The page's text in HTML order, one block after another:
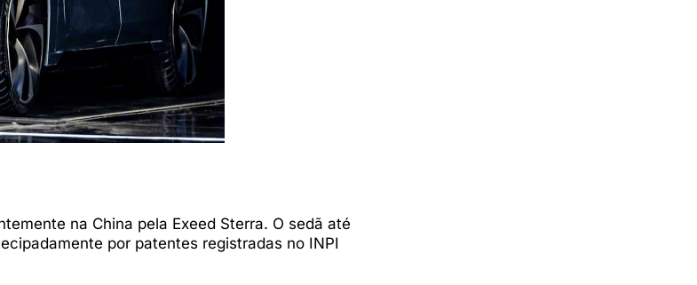
na China pela Exeed Sterra. O sedã até
por patentes registradas no INPI